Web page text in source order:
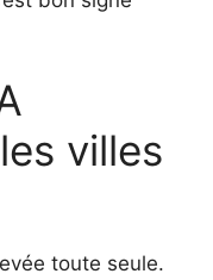
villes
toute seule.